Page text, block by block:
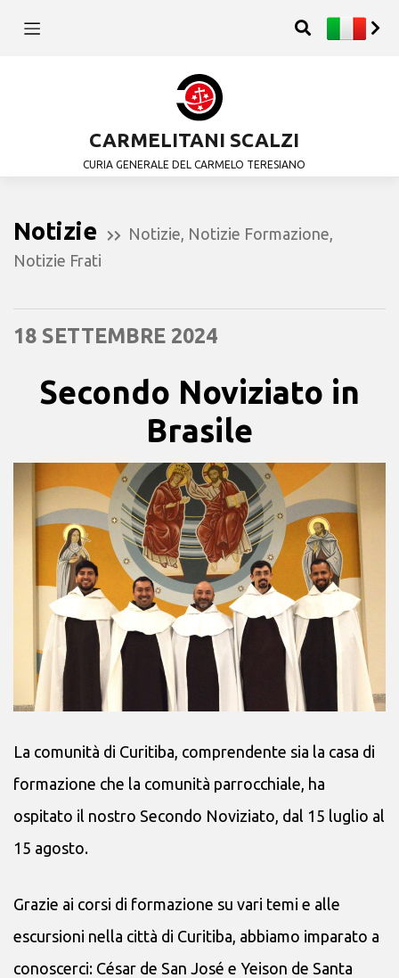
CARMELITANI SCALZI
CURIA GENERALE DEL CARMELO TERESIANO
Notizie Notizie Notizie Formazione
Notizie Frati
18 SETTEMBRE 2024
Secondo Noviziato in
Brasile
La comunità di Curitiba, comprendente sia la casa di
formazione che la comunità parrocchiale, ha
ospitato il nostro Secondo Noviziato, dal 15 luglio al
15 agosto.
Grazie ai corsi di formazione su vari temi e alle
escursioni nella città di Curitiba, abbiamo imparato a
conoscerci: César de San José e Yeison de Santa